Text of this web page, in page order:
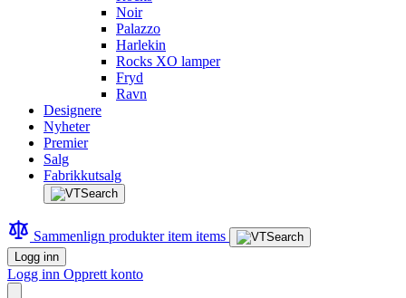
Noir
Palazzo
Harlekin
Rocks XO lamper
Fryd
Ravn
Designere
Nyheter
Premier
Salg
Fabrikkutsalg
Sammenlign produkteritem items
Logg inn
Logg inn Opprett konto